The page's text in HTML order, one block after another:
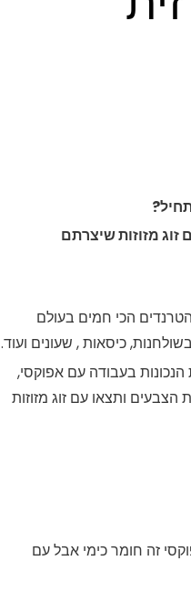
מזוזות שיצרתם
הכי חמים בעולם
כיסאות , שעונים ועוד.
בעבודה עם אפוקסי,
ותצאו עם זוג מזוזות
זה חומר כימי אבל עם